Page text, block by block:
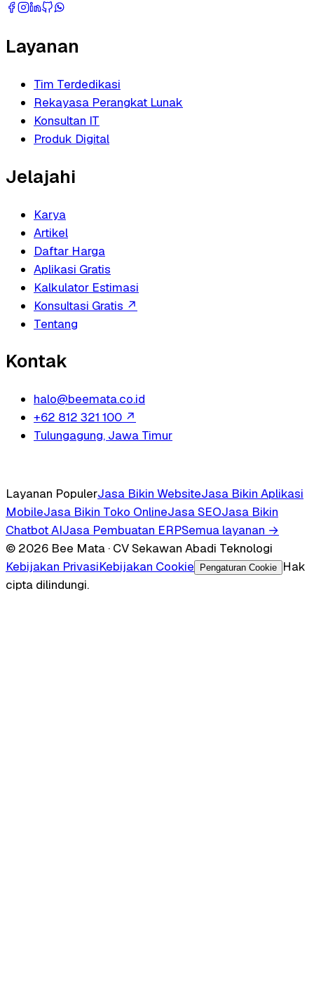
Layanan
Tim Terdedikasi
Rekayasa Perangkat Lunak
Konsultan IT
Produk Digital
Jelajahi
Karya
Artikel
Daftar Harga
Aplikasi Gratis
Kalkulator Estimasi
Konsultasi Gratis ↗
Tentang
Kontak
halo@beemata.co.id
+62 812 321 100 ↗
Tulungagung, Jawa Timur
Layanan PopulerJasa Bikin WebsiteJasa Bikin Aplikasi
MobileJasa Bikin Toko OnlineJasa SEOJasa Bikin
Chatbot AIJasa Pembuatan ERPSemua layanan →
© 2026 Bee Mata · CV Sekawan Abadi Teknologi
Kebijakan PrivasiKebijakan Cookie Pengaturan Cookie
Hak
cipta dilindungi.